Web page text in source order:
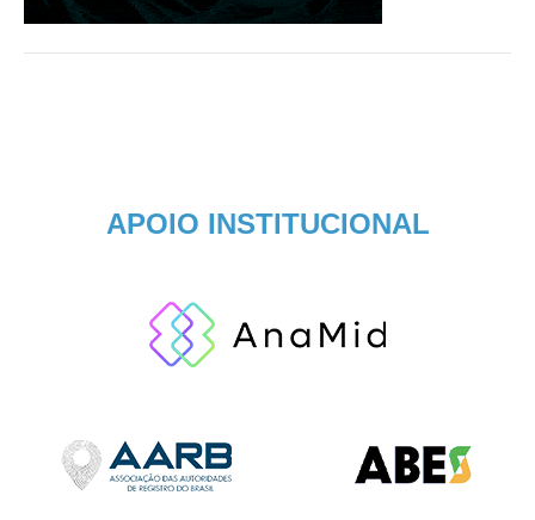
APOIO INSTITUCIONAL